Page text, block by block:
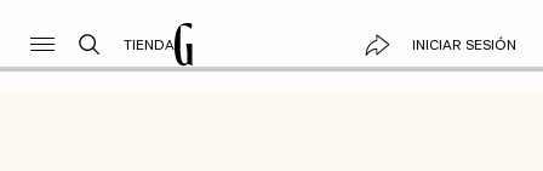
TIENDA INICIAR SESIÓN